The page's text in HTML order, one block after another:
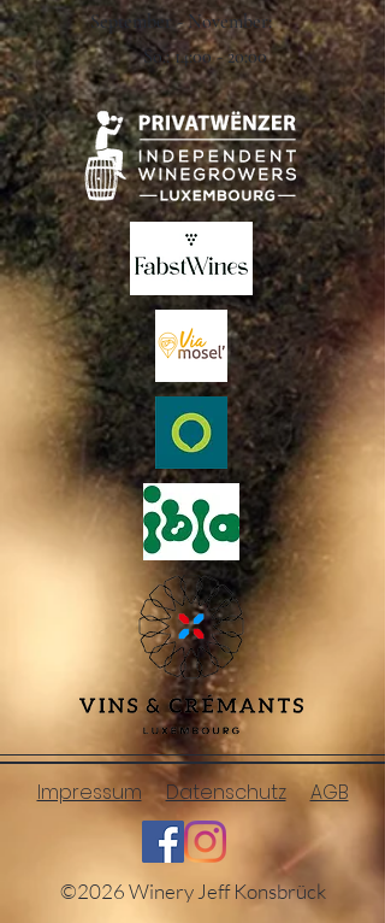
September - November:
So.: 14:00 - 20:00
Impressum Datenschutz AGB
©2026 Winery Jeff Konsbrück